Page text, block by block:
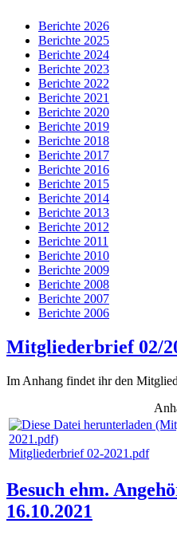
Berichte 2026
Berichte 2025
Berichte 2024
Berichte 2023
Berichte 2022
Berichte 2021
Berichte 2020
Berichte 2019
Berichte 2018
Berichte 2017
Berichte 2016
Berichte 2015
Berichte 2014
Berichte 2013
Berichte 2012
Berichte 2011
Berichte 2010
Berichte 2009
Berichte 2008
Berichte 2007
Berichte 2006
Mitgliederbrief 02/
Im Anhang findet ihr den
Mitgliederbrief 02-2021.pdf
Besuch ehm.
16.10.2021